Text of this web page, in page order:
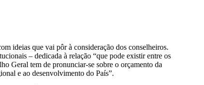
ideias que vai pôr à consideração dos conselheiros.
– dedicada à relação “que pode existir entre os
Geral tem de pronunciar-se sobre o orçamento da
e ao desenvolvimento do País”.